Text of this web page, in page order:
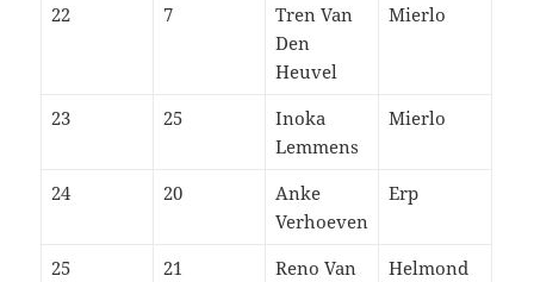
22 7
Tren Van
Den
Heuvel
Mierlo
23 25
Inoka
Lemmens
Mierlo
24 20
Anke
Verhoeven
Erp
25 21
Reno Van
Helmond